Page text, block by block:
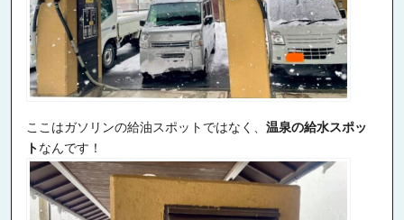
ここはガソリンの給油スポットではなく、 温泉の給水スポッ
トなんです！